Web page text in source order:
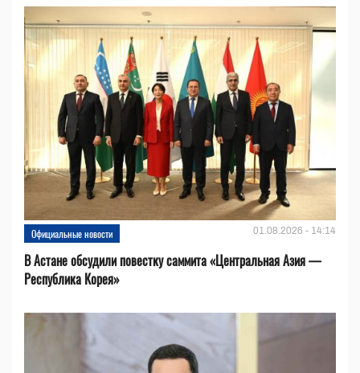
Официальные новости 01.08.2026 - 14:14
В Астане обсудили повестку саммита «Центральная Азия —
Республика Корея»